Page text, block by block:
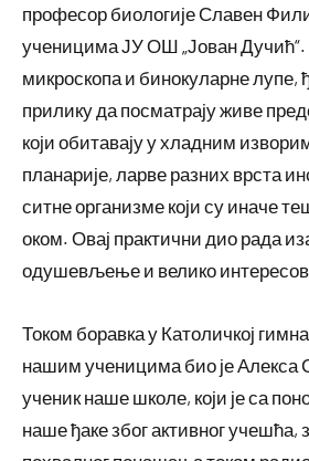
професор биологије Славен
ученицима ЈУ ОШ „Јован Дучић“.
микроскопа и бинокуларне лупе,
прилику да посматрају живе
који обитавају у хладним
планарије, ларве разних врста
ситне организме који су иначе
оком. Овај практични дио рада
одушевљење и велико
Током боравка у Католичкој
нашим ученицима био је Алекса
ученик наше школе, који је са
наше ђаке због активног